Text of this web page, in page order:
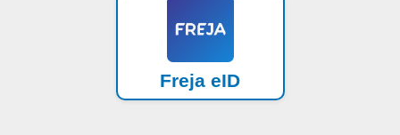
Freja eID